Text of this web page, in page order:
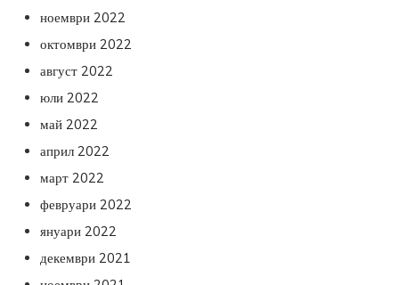
ноември 2022
октомври 2022
август 2022
юли 2022
май 2022
април 2022
март 2022
февруари 2022
януари 2022
декември 2021